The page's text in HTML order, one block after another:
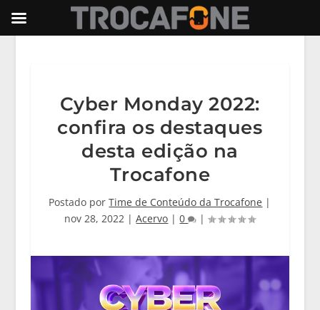
Cyber Monday 2022:
confira os destaques
desta edição na
Trocafone
Postado porTime de Conteúdo da Trocafone |
nov 28, 2022 |Acervo |0 |